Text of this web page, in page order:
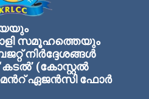
സമൂഹത്തെയും
നിര്‍ദ്ദേശങ്ങള്‍
(കോസ്റ്റല്‍
ഏജന്‍സി ഫോര്‍